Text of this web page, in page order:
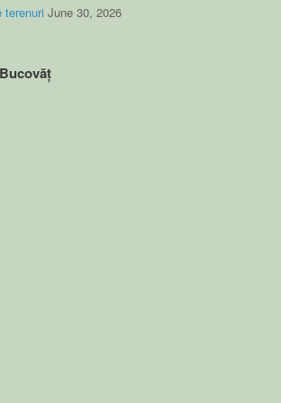
terenuri June 30, 2026